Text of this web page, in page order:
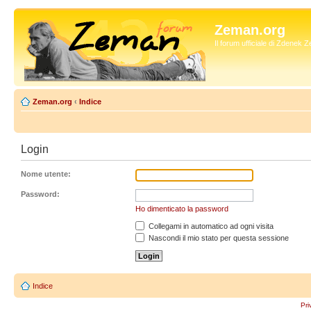
Zeman.org
Il forum ufficiale di Zdenek
Zeman.org ‹ Indice
Login
Nome utente:
Password:
Ho dimenticato la password
Collegami in automatico ad ogni visita
Nascondi il mio stato per questa sessione
Indice